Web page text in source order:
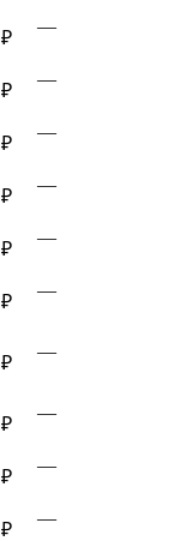
—
—
—
—
—
—
—
—
—
—